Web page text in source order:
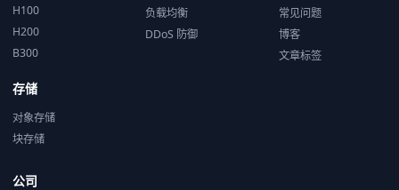
H100
H200
B300
存储
对象存储
块存储
负载均衡
DDoS 防御
常见问题
博客
文章标签
公司